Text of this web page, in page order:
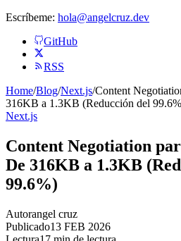
Escríbeme: hola@angelcruz.dev
GitHub
RSS
Home/Blog/Next.js/Content
316KB a 1.3KB (Reducción del
Next.js
Content Negotiation
De 316KB a 1.3KB
99.6%)
Autorangel cruz
Publicado13 FEB 2026